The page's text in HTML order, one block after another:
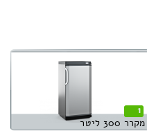
1
מקרר 300 ליטר